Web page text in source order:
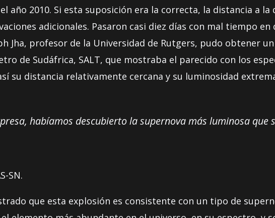
año 2010. Si esta suposición era la correcta, la distancia a la
adicionales. Pasaron casi diez días con mal tiempo
Jha, profesor de la Universidad de Rutgers, pudo obtener
de Sudáfrica, SALT, que mostraba el parecido con los
su distancia relativamente cercana y su luminosidad
habíamos descubierto la supernova más luminosa que
SN.
que esta explosión es consistente con un tipo de